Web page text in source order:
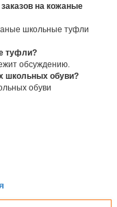
на кожаные
школьные туфли
туфли?
обсуждению.
школьных обуви?
обуви